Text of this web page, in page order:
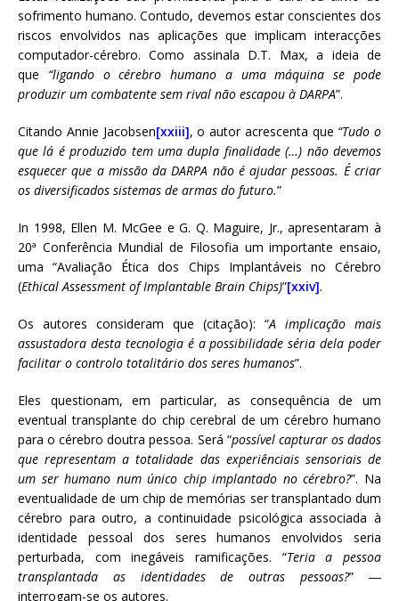
sofrimento humano. Contudo, devemos estar conscientes dos
riscos envolvidos nas aplicações que implicam interacções
computador-cérebro. Como assinala D.T. Max, a ideia de
que “ligando o cérebro humano a uma máquina se pode
produzir um combatente sem rival não escapou à DARPA”.
Citando Annie Jacobsen[xxiii], o autor acrescenta que “Tudo o
que lá é produzido tem uma dupla finalidade (…) não devemos
esquecer que a missão da DARPA não é ajudar pessoas. É criar
os diversificados sistemas de armas do futuro.”
In 1998, Ellen M. McGee e G. Q. Maguire, Jr., apresentaram à
20ª Conferência Mundial de Filosofia um importante ensaio,
uma “Avaliação Ética dos Chips Implantáveis no Cérebro
(Ethical Assessment of Implantable Brain Chips)”[xxiv].
Os autores consideram que (citação): “A implicação mais
assustadora desta tecnologia é a possibilidade séria dela poder
facilitar o controlo totalitário dos seres humanos”.
Eles questionam, em particular, as consequência de um
eventual transplante do chip cerebral de um cérebro humano
para o cérebro doutra pessoa. Será “possível capturar os dados
que representam a totalidade das experiênciais sensoriais de
um ser humano num único chip implantado no cérebro?”. Na
eventualidade de um chip de memórias ser transplantado dum
cérebro para outro, a continuidade psicológica associada à
identidade pessoal dos seres humanos envolvidos seria
perturbada, com inegáveis ramificações. “Teria a pessoa
transplantada as identidades de outras pessoas?” ―
interrogam-se os autores.